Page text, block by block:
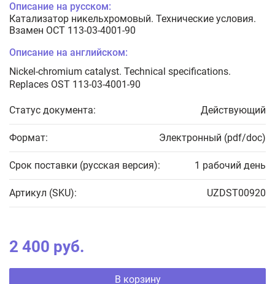
Описание на русском:
Катализатор никельхромовый. Технические условия.
Взамен ОСТ 113-03-4001-90
Описание на английском:
Nickel-chromium catalyst. Technical specifications.
Replaces OST 113-03-4001-90
Статус документа: Действующий
Формат: Электронный (pdf/doc)
Срок поставки (русская версия): 1 рабочий день
Артикул (SKU): UZDST00920
2 400 руб.
В корзину